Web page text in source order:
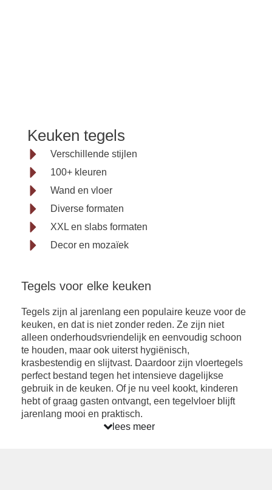
Keuken
tegels
van modern tot
landelijk
Keuken tegels
Verschillende stijlen
100+ kleuren
Wand en vloer
Diverse formaten
XXL en slabs formaten
Decor en mozaïek
Tegels voor elke keuken
Tegels zijn al jarenlang een populaire keuze voor de
keuken, en dat is niet zonder reden. Ze zijn niet
alleen onderhoudsvriendelijk en eenvoudig schoon
te houden, maar ook uiterst hygiënisch,
krasbestendig en slijtvast. Daardoor zijn vloertegels
perfect bestand tegen het intensieve dagelijkse
gebruik in de keuken. Of je nu veel kookt, kinderen
hebt of graag gasten ontvangt, een tegelvloer blijft
jarenlang mooi en praktisch.